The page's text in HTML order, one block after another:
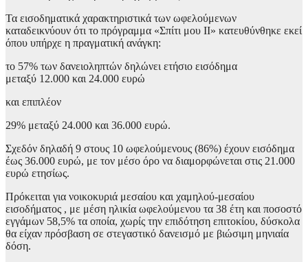
Τα εισοδηματικά χαρακτηριστικά των ωφελούμενων
καταδεικνύουν ότι το πρόγραμμα «Σπίτι μου ΙΙ» κατευθύνθηκε εκεί
όπου υπήρχε η πραγματική ανάγκη:
το 57% των δανειοληπτών δηλώνει ετήσιο εισόδημα
μεταξύ 12.000 και 24.000 ευρώ
και επιπλέον
29% μεταξύ 24.000 και 36.000 ευρώ.
Σχεδόν δηλαδή 9 στους 10 ωφελούμενους (86%) έχουν εισόδημα
έως 36.000 ευρώ, με τον μέσο όρο να διαμορφώνεται στις 21.000
ευρώ ετησίως.
Πρόκειται για νοικοκυριά μεσαίου και χαμηλού-μεσαίου
εισοδήματος , με μέση ηλικία ωφελούμενου τα 38 έτη και ποσοστό
εγγάμων 58,5% τα οποία, χωρίς την επιδότηση επιτοκίου, δύσκολα
θα είχαν πρόσβαση σε στεγαστικό δανεισμό με βιώσιμη μηνιαία
δόση.